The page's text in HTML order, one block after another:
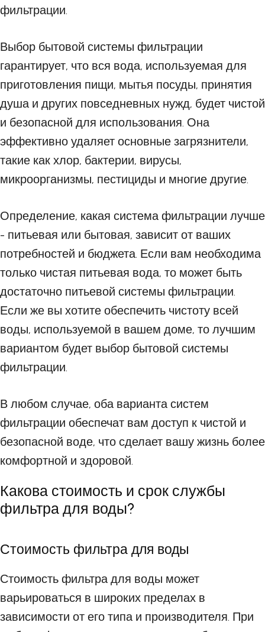
фильтрации.
Выбор бытовой системы фильтрации
гарантирует, что вся вода, используемая для
приготовления пищи, мытья посуды, принятия
душа и других повседневных нужд, будет чистой
и безопасной для использования. Она
эффективно удаляет основные загрязнители,
такие как хлор, бактерии, вирусы,
микроорганизмы, пестициды и многие другие.
Определение, какая система фильтрации лучше
- питьевая или бытовая, зависит от ваших
потребностей и бюджета. Если вам необходима
только чистая питьевая вода, то может быть
достаточно питьевой системы фильтрации.
Если же вы хотите обеспечить чистоту всей
воды, используемой в вашем доме, то лучшим
вариантом будет выбор бытовой системы
фильтрации.
В любом случае, оба варианта систем
фильтрации обеспечат вам доступ к чистой и
безопасной воде, что сделает вашу жизнь более
комфортной и здоровой.
Какова стоимость и срок службы
фильтра для воды?
Стоимость фильтра для воды
Стоимость фильтра для воды может
варьироваться в широких пределах в
зависимости от его типа и производителя. При